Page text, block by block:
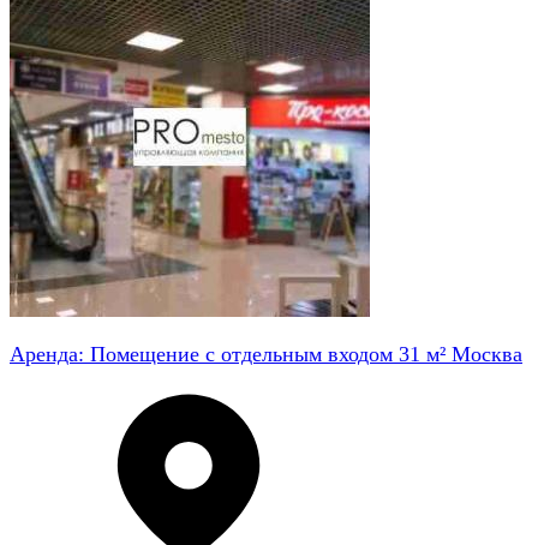
Аренда: Помещение с отдельным входом 31 м² Москва